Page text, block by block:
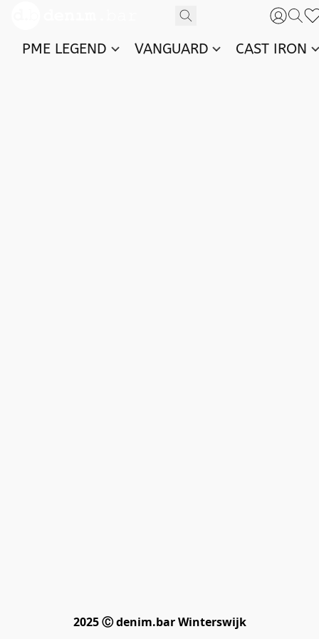
PME LEGEND VANGUARD CAST IRON
2025 Ⓒ denim.bar Winterswijk